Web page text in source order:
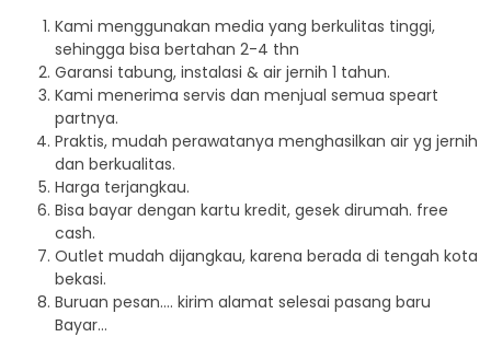
Kami menggunakan media yang berkulitas tinggi,
sehingga bisa bertahan 2-4 thn
Garansi tabung, instalasi & air jernih 1 tahun.
Kami menerima servis dan menjual semua speart
partnya.
Praktis, mudah perawatanya menghasilkan air yg jernih
dan berkualitas.
Harga terjangkau.
Bisa bayar dengan kartu kredit, gesek dirumah. free
cash.
Outlet mudah dijangkau, karena berada di tengah kota
bekasi.
Buruan pesan…. kirim alamat selesai pasang baru
Bayar…